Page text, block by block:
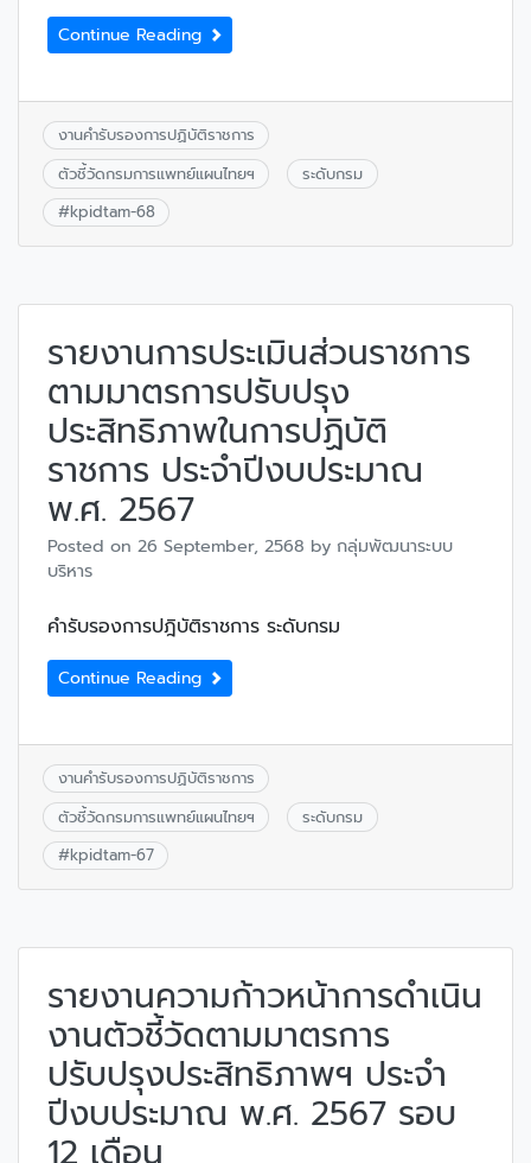
Continue Reading
งานคำรับรองการปฏิบัติราชการ
ตัวชี้วัดกรมการแพทย์แผนไทยฯ
ระดับกรม
#kpidtam-68
รายงานการประเมินส่วนราชการ
ตามมาตรการปรับปรุง
ประสิทธิภาพในการปฏิบัติ
ราชการ ประจำปีงบประมาณ
พ.ศ. 2567
Posted on 26 September, 2568 by กลุ่มพัฒนาระบบ
บริหาร
คำรับรองการปฎิบัติราชการ ระดับกรม
Continue Reading
งานคำรับรองการปฏิบัติราชการ
ตัวชี้วัดกรมการแพทย์แผนไทยฯ
ระดับกรม
#kpidtam-67
รายงานความก้าวหน้าการดำเนิน
งานตัวชี้วัดตามมาตรการ
ปรับปรุงประสิทธิภาพฯ ประจำ
ปีงบประมาณ พ.ศ. 2567 รอบ